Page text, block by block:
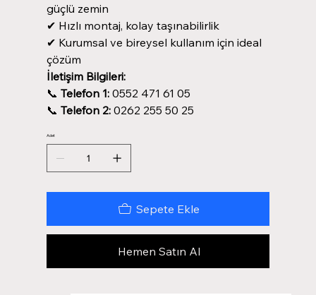
güçlü zemin
✔ Hızlı montaj, kolay taşınabilirlik
✔ Kurumsal ve bireysel kullanım için ideal
çözüm
İletişim Bilgileri:
📞 Telefon 1:0552 471 61 05
📞 Telefon 2:0262 255 50 25
Adet
Sepete Ekle
Hemen Satın Al